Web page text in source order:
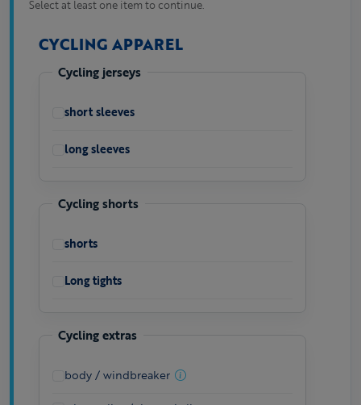
Select at least one item to continue.
CYCLING APPAREL
Cycling jerseys
short sleeves
long sleeves
Cycling shorts
shorts
Long tights
Cycling extras
body / windbreaker